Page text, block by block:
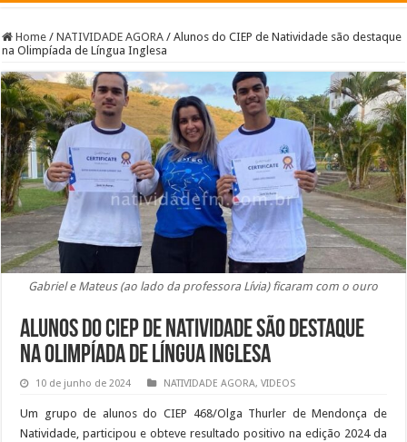
Home / NATIVIDADE AGORA / Alunos do CIEP de Natividade são destaque
na Olimpíada de Língua Inglesa
Gabriel e Mateus (ao lado da professora Lívia) ficaram com o ouro
Alunos do CIEP de Natividade são destaque
na Olimpíada de Língua Inglesa
10 de junho de 2024 NATIVIDADE AGORA,VIDEOS
Um grupo de alunos do CIEP 468/Olga Thurler de Mendonça de
Natividade, participou e obteve resultado positivo na edição 2024 da